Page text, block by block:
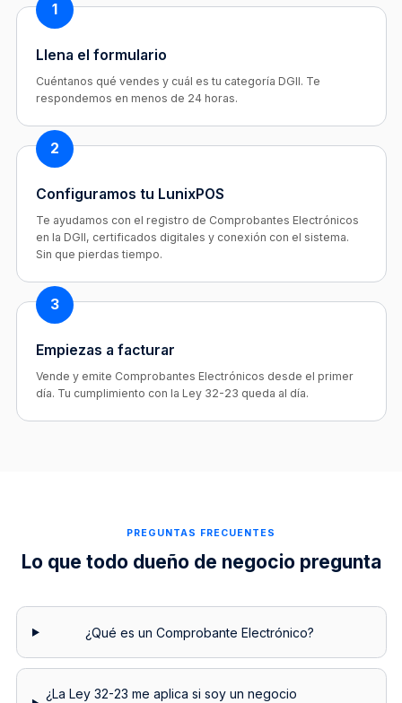
1
Llena el formulario
Cuéntanos qué vendes y cuál es tu categoría DGII. Te
respondemos en menos de 24 horas.
2
Configuramos tu LunixPOS
Te ayudamos con el registro de Comprobantes Electrónicos
en la DGII, certificados digitales y conexión con el sistema.
Sin que pierdas tiempo.
3
Empiezas a facturar
Vende y emite Comprobantes Electrónicos desde el primer
día. Tu cumplimiento con la Ley 32-23 queda al día.
PREGUNTAS FRECUENTES
Lo que todo dueño de negocio pregunta
¿Qué es un Comprobante Electrónico?
¿La Ley 32-23 me aplica si soy un negocio